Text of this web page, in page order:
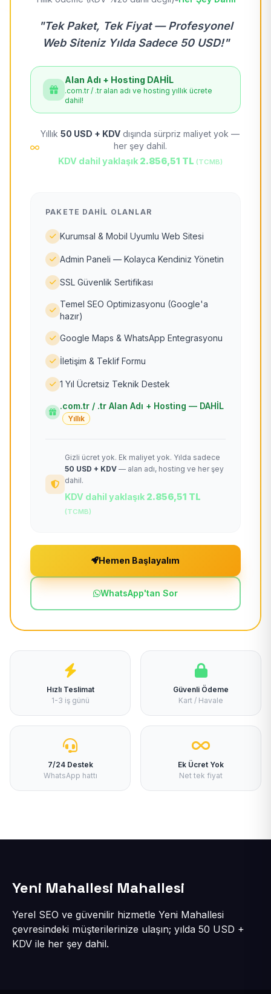
"Tek Paket, Tek Fiyat — Profesyonel
Web Siteniz Yılda Sadece 50 USD!"
Alan Adı + Hosting DAHİL
.com.tr / .tr alan adı ve hosting yıllık ücrete
dahil!
Yıllık 50 USD + KDV dışında sürpriz maliyet yok —
her şey dahil.
KDV dahil yaklaşık 2.856,51 TL (TCMB)
PAKETE DAHIL OLANLAR
Kurumsal & Mobil Uyumlu Web Sitesi
Admin Paneli — Kolayca Kendiniz Yönetin
SSL Güvenlik Sertifikası
Temel SEO Optimizasyonu (Google'a
hazır)
Google Maps & WhatsApp Entegrasyonu
İletişim & Teklif Formu
1 Yıl Ücretsiz Teknik Destek
.com.tr / .tr Alan Adı + Hosting — DAHİL
Yıllık
Gizli ücret yok. Ek maliyet yok. Yılda sadece
50 USD + KDV — alan adı, hosting ve her şey
dahil.
KDV dahil yaklaşık 2.856,51 TL
(TCMB)
Hemen Başlayalım
WhatsApp'tan Sor
Hızlı Teslimat
1-3 iş günü
Güvenli Ödeme
Kart / Havale
7/24 Destek
WhatsApp hattı
Ek Ücret Yok
Net tek fiyat
Yeni Mahallesi Mahallesi
Yerel SEO ve güvenilir hizmetle Yeni Mahallesi
çevresindeki müşterilerinize ulaşın; yılda 50 USD +
KDV ile her şey dahil.